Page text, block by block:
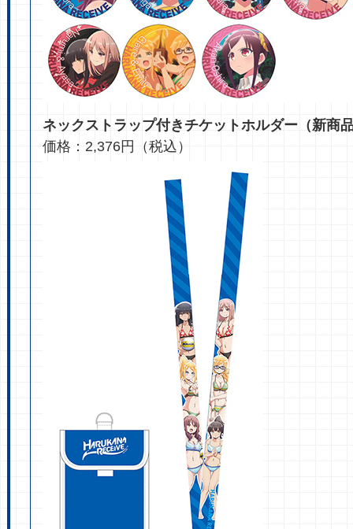
ネックストラップ付きチケットホルダー（新商
価格：2,376円（税込）